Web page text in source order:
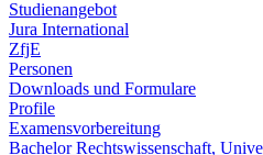
Studienangebot
Jura International
ZfjE
Personen
Downloads und Formulare
Profile
Examensvorbereitung
Bachelor Rechtswissenschaft,